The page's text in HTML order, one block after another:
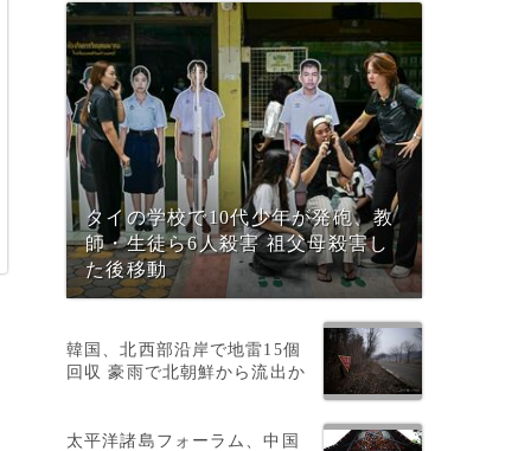
タイの学校で10代少年が発砲、教
師・生徒ら6人殺害 祖父母殺害し
た後移動
韓国、北西部沿岸で地雷15個
回収 豪雨で北朝鮮から流出か
太平洋諸島フォーラム、中国